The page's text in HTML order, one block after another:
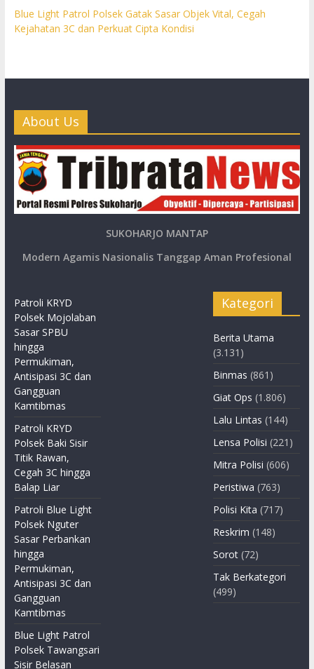
Blue Light Patrol Polsek Gatak Sasar Objek Vital, Cegah
Kejahatan 3C dan Perkuat Cipta Kondisi
About Us
SUKOHARJO MANTAP
Modern Agamis Nasionalis Tanggap Aman Profesional
Patroli KRYD
Polsek Mojolaban
Sasar SPBU
hingga
Permukiman,
Antisipasi 3C dan
Gangguan
Kamtibmas
Patroli KRYD
Polsek Baki Sisir
Titik Rawan,
Cegah 3C hingga
Balap Liar
Patroli Blue Light
Polsek Nguter
Sasar Perbankan
hingga
Permukiman,
Antisipasi 3C dan
Gangguan
Kamtibmas
Blue Light Patrol
Polsek Tawangsari
Sisir Belasan
Kategori
Berita Utama
(3.131)
Binmas (861)
Giat Ops (1.806)
Lalu Lintas (144)
Lensa Polisi (221)
Mitra Polisi (606)
Peristiwa (763)
Polisi Kita (717)
Reskrim (148)
Sorot (72)
Tak Berkategori
(499)